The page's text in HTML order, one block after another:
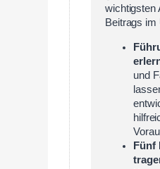
wichtigsten
Beitrags im
und
Fünf